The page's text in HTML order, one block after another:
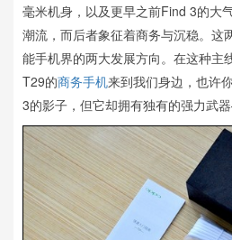
毫米机身，以及更早之前Find 3的大
潮流，而后者象征着商务与沉稳。这
能手机界的两大发展方向。在这种主
T29的商务手机来到我们身边，也许
3的影子，但它却拥有独有的强力武